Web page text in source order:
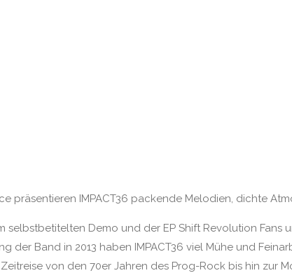
präsentieren IMPACT36 packende Melodien, dichte
selbstbetitelten Demo und der EP Shift Revolution
der Band in 2013 haben IMPACT36 viel Mühe und
von den 70er Jahren des Prog-Rock bis hin zur